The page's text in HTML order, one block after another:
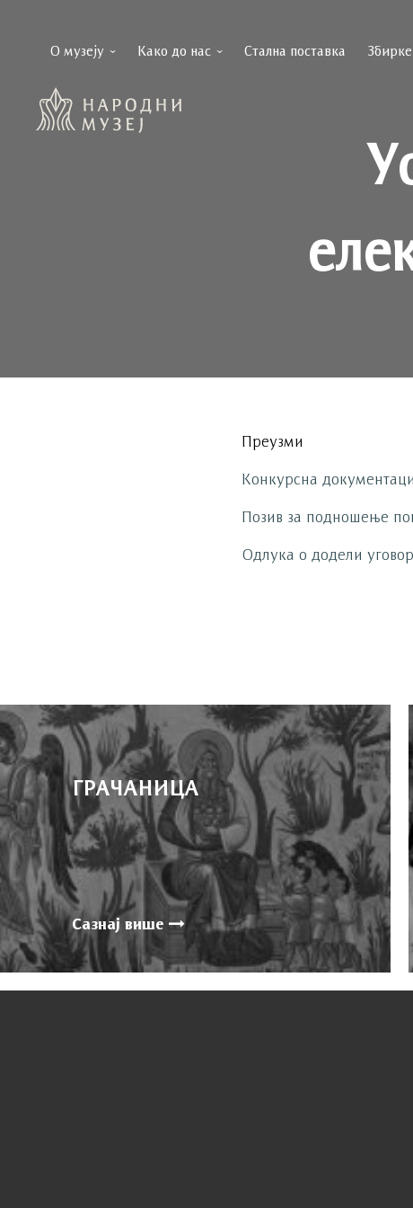
О музеју Како до нас Стална поставка Збирке
Преузми
Конкурсна
Позив за подношење
Одлука о додели
ГРАЧАНИЦА
Сазнај више